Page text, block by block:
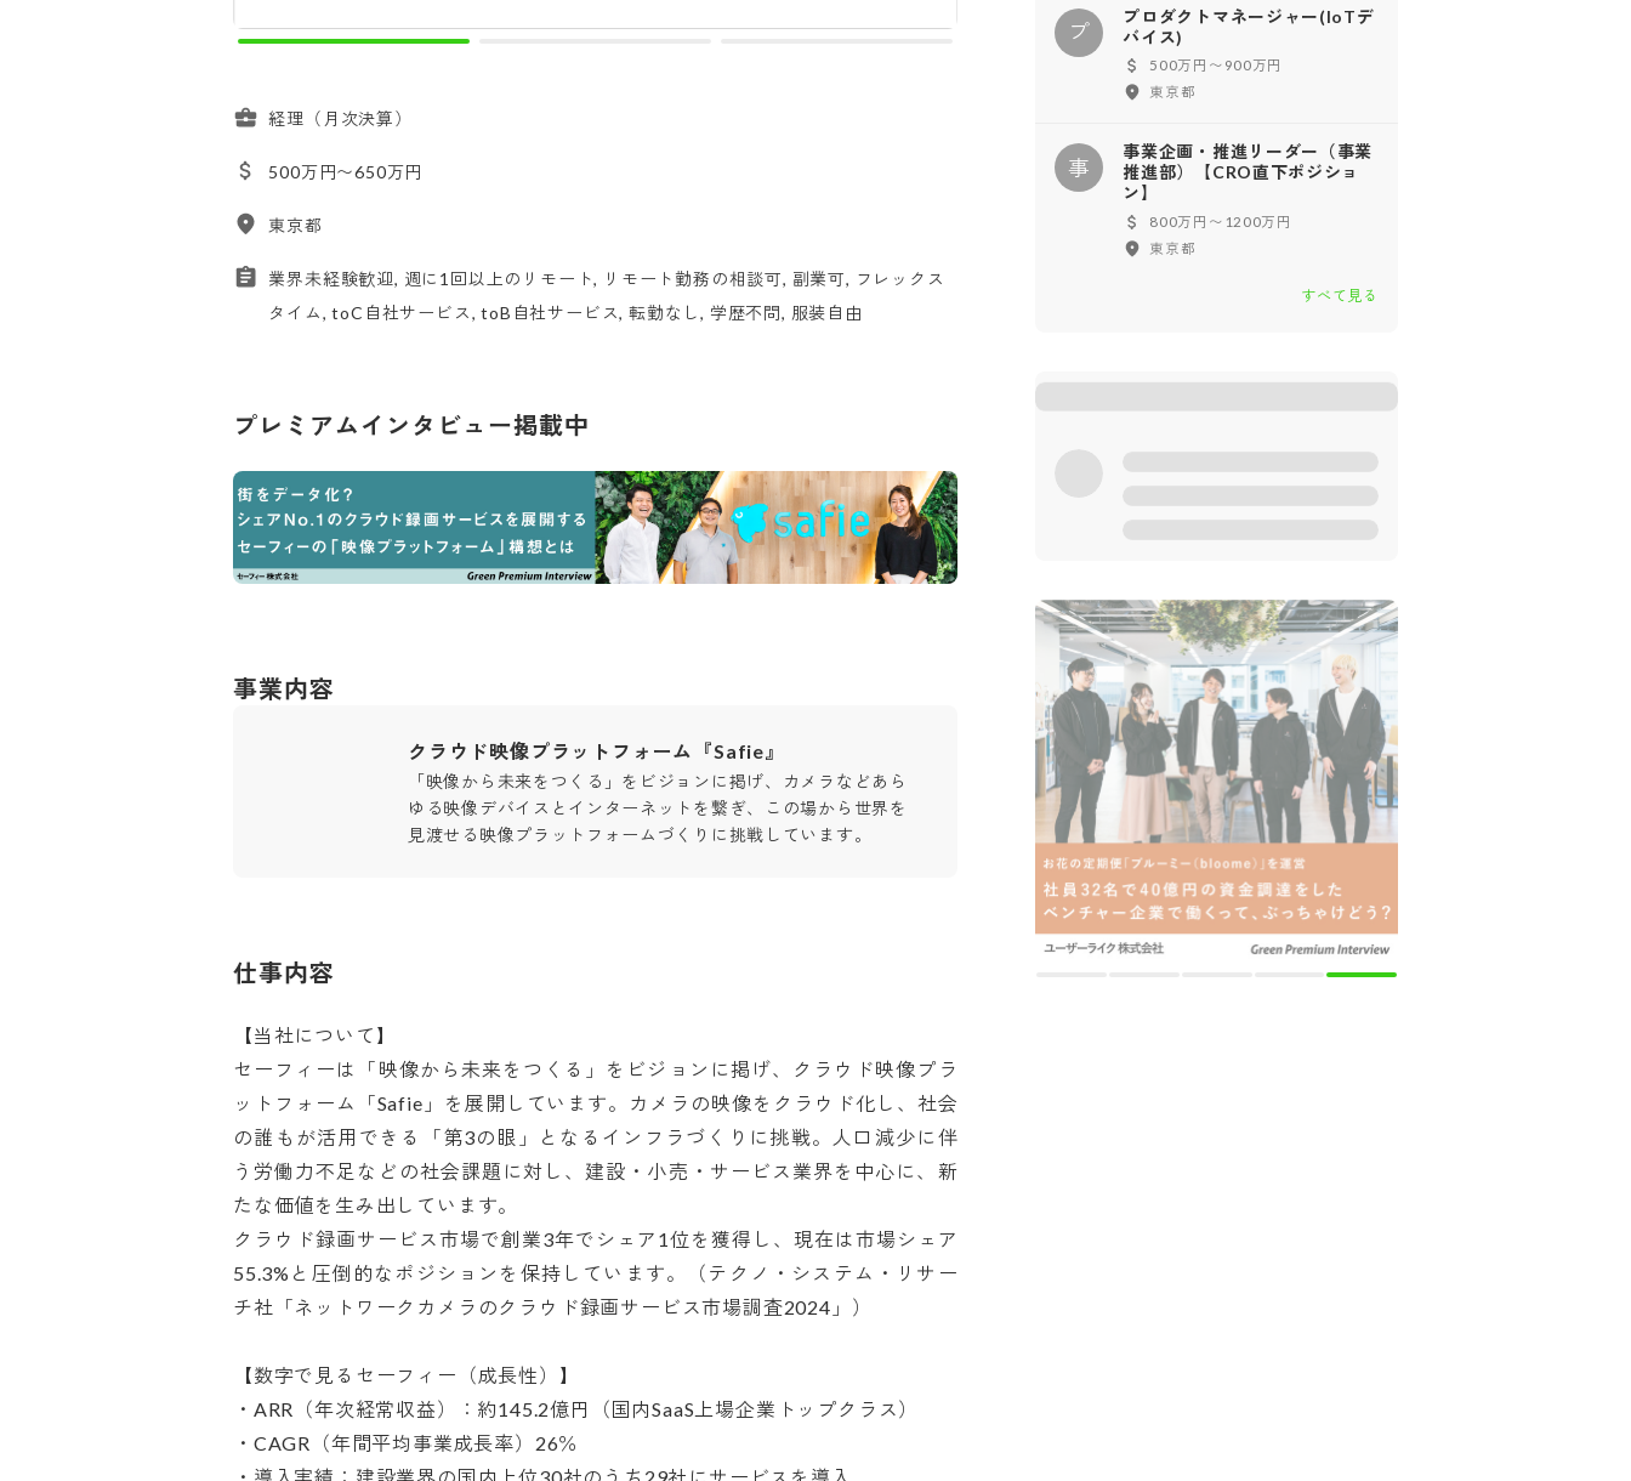
経理（月次決算）
500万円〜650万円
東京都
業界未経験歓迎, 週に1回以上のリモート, リモート勤務の相談可, 副業可, フレックス
タイム, toC自社サービス, toB自社サービス, 転勤なし, 学歴不問, 服装自由
プレミアムインタビュー掲載中
事業内容
クラウド映像プラットフォーム『Safie』
「映像から未来をつくる」をビジョンに掲げ、カメラなどあら
ゆる映像デバイスとインターネットを繋ぎ、この場から世界を
見渡せる映像プラットフォームづくりに挑戦しています。
仕事内容
【当社について】
セーフィーは「映像から未来をつくる」をビジョンに掲げ、クラウド映像プラ
ットフォーム「Safie」を展開しています。カメラの映像をクラウド化し、社会
の誰もが活用できる「第3の眼」となるインフラづくりに挑戦。人口減少に伴
う労働力不足などの社会課題に対し、建設・小売・サービス業界を中心に、新
たな価値を生み出しています。
クラウド録画サービス市場で創業3年でシェア1位を獲得し、現在は市場シェア
55.3%と圧倒的なポジションを保持しています。（テクノ・システム・リサー
チ社「ネットワークカメラのクラウド録画サービス市場調査2024」）
【数字で見るセーフィー（成長性）】
・ARR（年次経常収益）：約145.2億円（国内SaaS上場企業トップクラス）
・CAGR（年間平均事業成長率）26％
プ
プロダクトマネージャー(IoTデ
バイス)
500万円〜900万円
東京都
事
事業企画・推進リーダー（事業
推進部）【CRO直下ポジショ
ン】
800万円〜1200万円
東京都
すべて見る